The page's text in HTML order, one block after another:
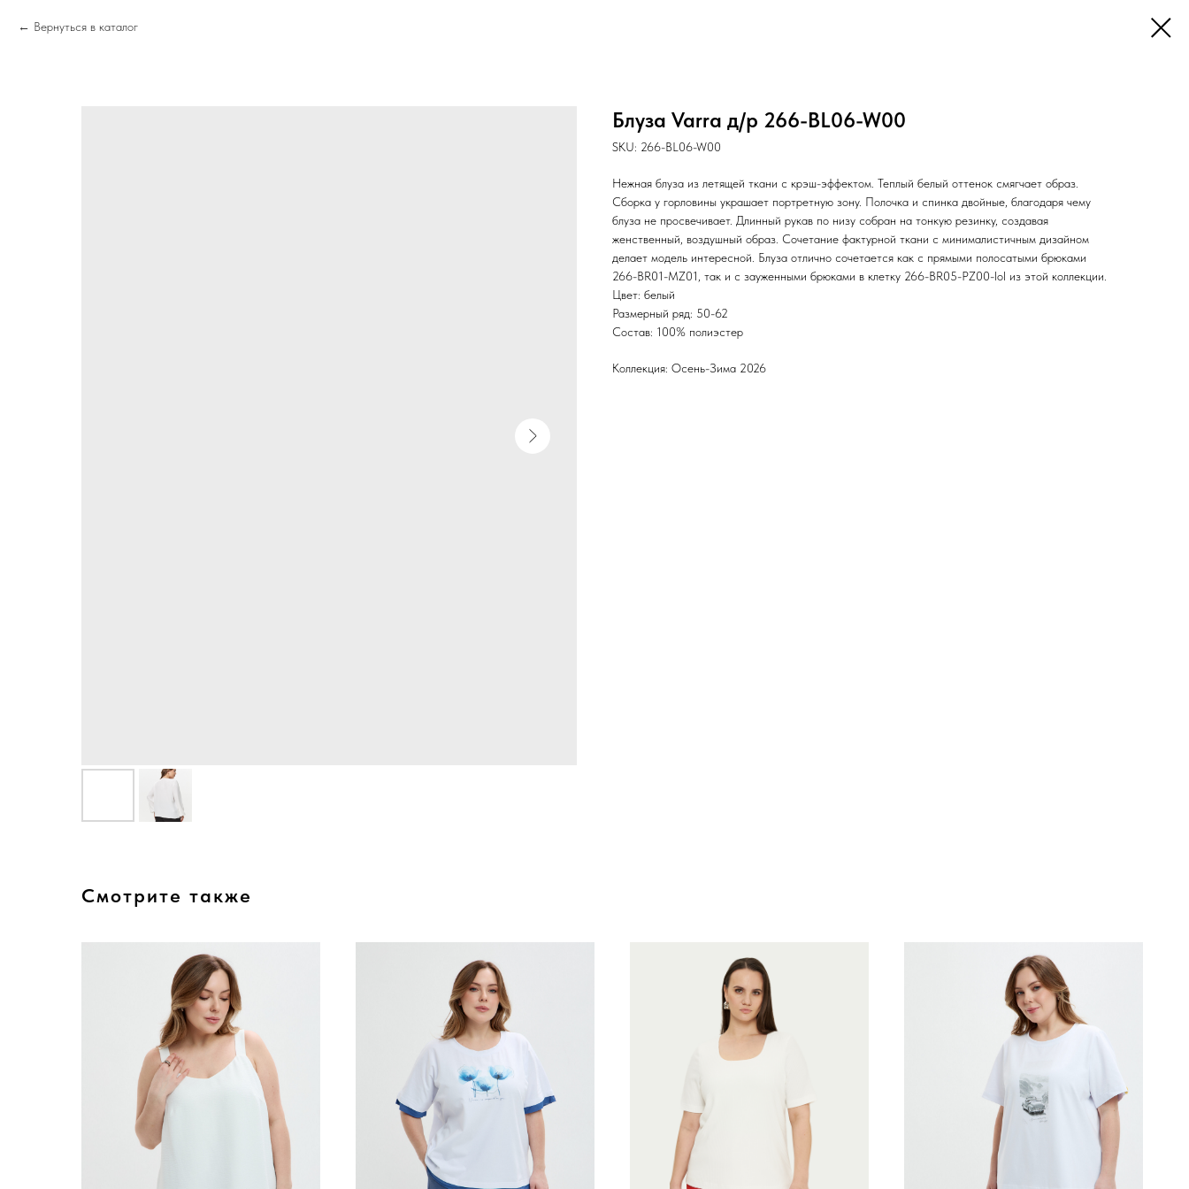
Вернуться в каталог
Блуза Varra д/р 266-BL06-W00
SKU: 266-BL06-W00
Нежная блуза из летящей ткани с крэш-эффектом. Теплый белый оттенок смягчает образ.
Сборка у горловины украшает портретную зону. Полочка и спинка двойные, благодаря чему
блуза не просвечивает. Длинный рукав по низу собран на тонкую резинку, создавая
женственный, воздушный образ. Сочетание фактурной ткани с минималистичным дизайном
делает модель интересной. Блуза отлично сочетается как с прямыми полосатыми брюками
266-BR01-MZ01, так и с зауженными брюками в клетку 266-BR05-PZ00-lol из этой коллекции.
Цвет: белый
Размерный ряд: 50-62
Состав: 100% полиэстер
Коллекция: Осень-Зима 2026
Смотрите также